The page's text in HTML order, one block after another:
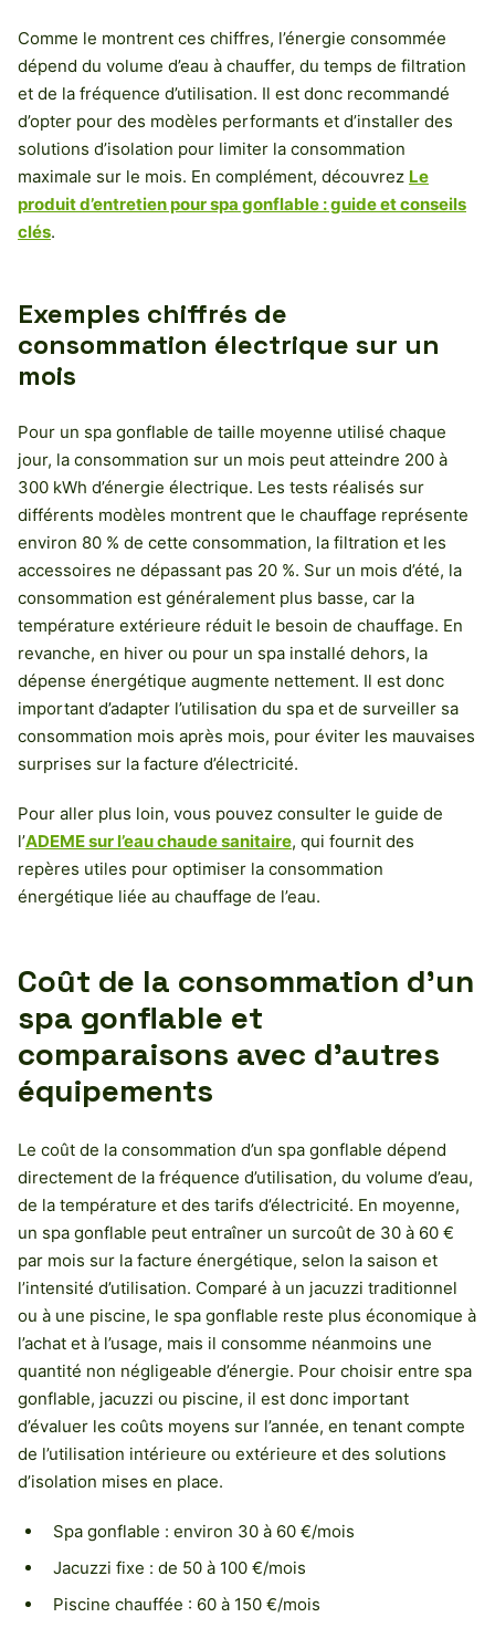
Comme le montrent ces chiffres, l’énergie consommée
dépend du volume d’eau à chauffer, du temps de filtration
et de la fréquence d’utilisation. Il est donc recommandé
d’opter pour des modèles performants et d’installer des
solutions d’isolation pour limiter la consommation
maximale sur le mois. En complément, découvrez Le
produit d’entretien pour spa gonflable : guide et conseils
clés.
Exemples chiffrés de
consommation électrique sur un
mois
Pour un spa gonflable de taille moyenne utilisé chaque
jour, la consommation sur un mois peut atteindre 200 à
300 kWh d’énergie électrique. Les tests réalisés sur
différents modèles montrent que le chauffage représente
environ 80 % de cette consommation, la filtration et les
accessoires ne dépassant pas 20 %. Sur un mois d’été, la
consommation est généralement plus basse, car la
température extérieure réduit le besoin de chauffage. En
revanche, en hiver ou pour un spa installé dehors, la
dépense énergétique augmente nettement. Il est donc
important d’adapter l’utilisation du spa et de surveiller sa
consommation mois après mois, pour éviter les mauvaises
surprises sur la facture d’électricité.
Pour aller plus loin, vous pouvez consulter le guide de
l’ADEME sur l’eau chaude sanitaire, qui fournit des
repères utiles pour optimiser la consommation
énergétique liée au chauffage de l’eau.
Coût de la consommation d’un
spa gonflable et
comparaisons avec d’autres
équipements
Le coût de la consommation d’un spa gonflable dépend
directement de la fréquence d’utilisation, du volume d’eau,
de la température et des tarifs d’électricité. En moyenne,
un spa gonflable peut entraîner un surcoût de 30 à 60 €
par mois sur la facture énergétique, selon la saison et
l’intensité d’utilisation. Comparé à un jacuzzi traditionnel
ou à une piscine, le spa gonflable reste plus économique à
l’achat et à l’usage, mais il consomme néanmoins une
quantité non négligeable d’énergie. Pour choisir entre spa
gonflable, jacuzzi ou piscine, il est donc important
d’évaluer les coûts moyens sur l’année, en tenant compte
de l’utilisation intérieure ou extérieure et des solutions
d’isolation mises en place.
Spa gonflable : environ 30 à 60 €/mois
Jacuzzi fixe : de 50 à 100 €/mois
Piscine chauffée : 60 à 150 €/mois